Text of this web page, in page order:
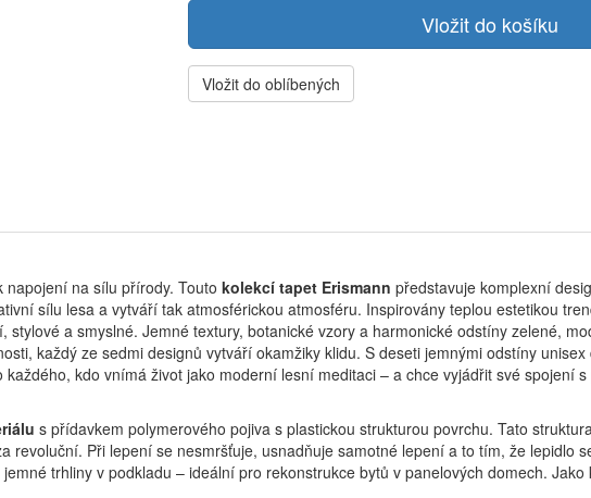
Vložit do oblíbených
napojení na sílu přírody. Touto kolekcí tapet Erismann představuje komplexní
sílu lesa a vytváří tak atmosférickou atmosféru. Inspirovány teplou estetikou
stylové a smyslné. Jemné textury, botanické vzory a harmonické odstíny zelené,
každý ze sedmi designů vytváří okamžiky klidu. S deseti jemnými odstíny unisex
každého, kdo vnímá život jako moderní lesní meditaci – a chce vyjádřit své spojení
s přídavkem polymerového pojiva s plastickou strukturou povrchu. Tato
revoluční. Při lepení se nesmršťuje, usnadňuje samotné lepení a to tím, že lepidlo
trhliny v podkladu – ideální pro rekonstrukce bytů v panelových domech.